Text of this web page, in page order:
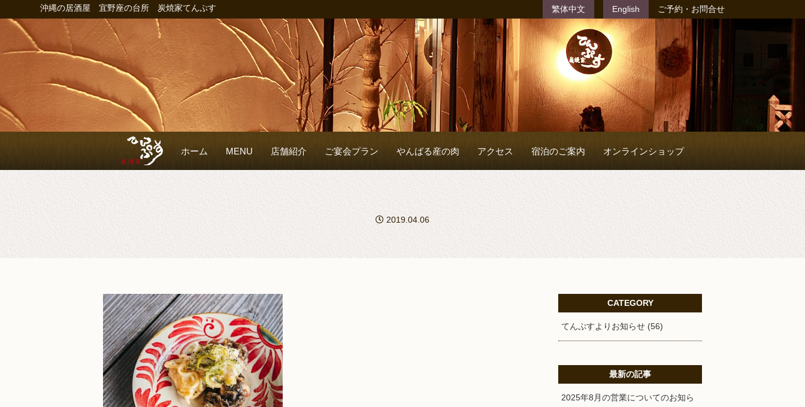
沖縄の居酒屋 宜野座の台所 炭焼家てんぷす 繁体中文 English ご予約・お問合せ
ホーム MENU 店舗紹介 ご宴会プラン やんばる産の肉 アクセス 宿泊のご案内 オンラインショップ
2019.04.06
CATEGORY
てんぷすよりお知らせ (56)
最新の記事
2025年8月の営業についてのお知ら